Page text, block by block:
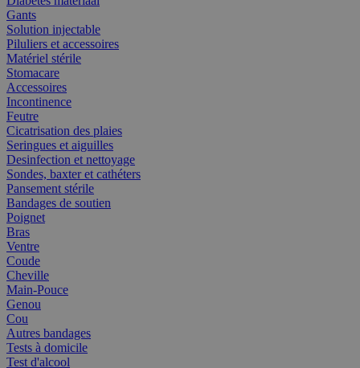
Gants
Solution injectable
Piluliers et accessoires
Matériel stérile
Stomacare
Accessoires
Incontinence
Feutre
Cicatrisation des plaies
Seringues et aiguilles
Desinfection et nettoyage
Sondes, baxter et cathéters
Pansement stérile
Bandages de soutien
Poignet
Bras
Ventre
Coude
Cheville
Main-Pouce
Genou
Cou
Autres bandages
Tests à domicile
Test d'alcool